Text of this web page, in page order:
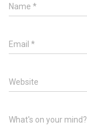
Name *
Email *
Website
What's on your mind?